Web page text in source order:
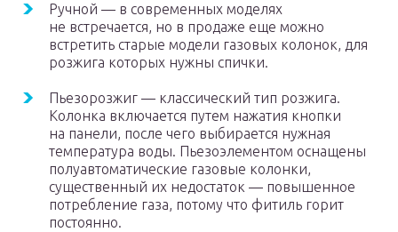
Ручной — в современных моделях
не встречается, но в продаже еще можно
встретить старые модели газовых колонок, для
розжига которых нужны спички.
Пьезорозжиг — классический тип розжига.
Колонка включается путем нажатия кнопки
на панели, после чего выбирается нужная
температура воды. Пьезоэлементом оснащены
полуавтоматические газовые колонки,
существенный их недостаток — повышенное
потребление газа, потому что фитиль горит
постоянно.